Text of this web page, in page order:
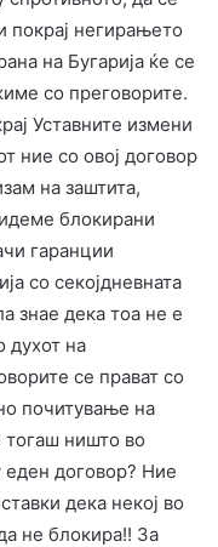
покрај негирањето
на Бугарија ќе се
со преговорите.
Уставните измени
ние со овој договор
на заштита,
блокирани
гаранции
со секојдневната
знае дека тоа не е
духот на
се прават со
почитување на
тогаш ништо во
еден договор? Ние
дека некој во
не блокира!! За